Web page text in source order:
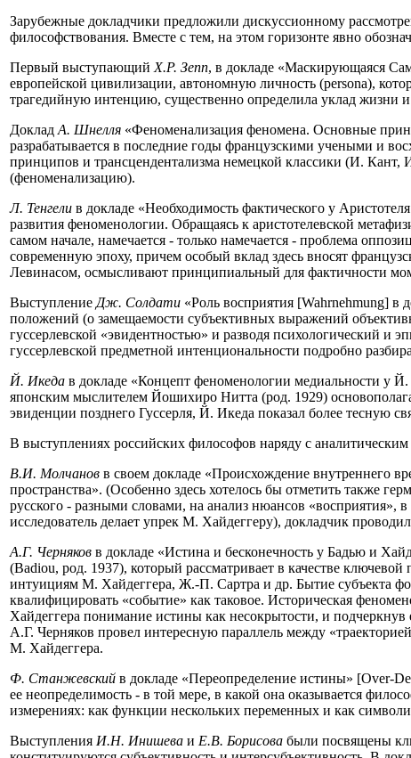
Зарубежные докладчики предложили дискуссионному
философствования. Вместе с тем, на этом горизонте явно
Первый выступающийХ.Р. Зепп, в докладе «Маскирующаяся
европейской цивилизации, автономную личность (persona),
трагедийную интенцию, существенно определила уклад жизни
ДокладА. Шнелля «Феноменализация феномена. Основные
разрабатывается в последние годы французскими учеными и
принципов и трансцендентализма немецкой классики (И.
(феноменализацию).
Л. Тенгели в докладе «Необходимость фактического у
развития феноменологии. Обращаясь к аристотелевской
самом начале, намечается - только намечается - проблема
современную эпоху, причем особый вклад здесь вносят
Левинасом, осмысливают принципиальный для фактичности
ВыступлениеДж. Солдати «Роль восприятия [Wahrnehmung] в
положений (о замещаемости субъективных выражений
гуссерлевской «эвидентностью» и разводя психологический и
гуссерлевской предметной интенциональности подробно
Й. Икеда в докладе «Концепт феноменологии медиальности
японским мыслителем Йошихиро Нитта (род. 1929)
эвиденции позднего Гуссерля, Й. Икеда показал более тесную
В выступлениях российских философов наряду с
В.И. Молчанов в своем докладе «Происхождение внутреннего
пространства». (Особенно здесь хотелось бы отметить также
русского - разными словами, на анализ нюансов «восприятия»,
исследователь делает упрек М. Хайдеггеру), докладчик
А.Г. Черняков в докладе «Истина и бесконечность у Бадью и
(Badiou, род. 1937), который рассматривает в качестве
интуициям М. Хайдеггера, Ж.-П. Сартра и др. Бытие субъекта
квалифицировать «событие» как таковое. Историческая
Хайдеггера понимание истины как несокрытости, и
А.Г. Черняков провел интересную параллель между
М. Хайдеггера.
Ф. Станжевский в докладе «Переопределение истины» [Over-
ее неопределимость - в той мере, в какой она оказывается
измерениях: как функции нескольких переменных и как
Выступления И.Н. Инишева и Е.В. Борисова были посвящены